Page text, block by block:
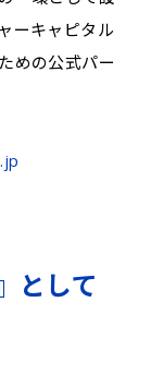
ーキャピタル
めの公式パー
として